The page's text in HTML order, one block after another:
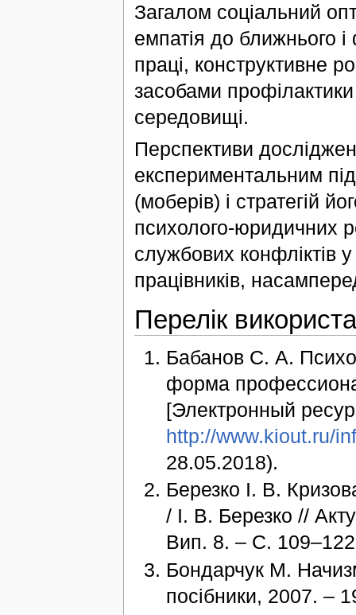
Загалом соціальний
емпатія до ближнього і
праці, конструктивне
засобами профілактики
середовищі.
Перспективи
експериментальним
(моберів) і стратегій
психолого-юридичних
службових конфліктів
працівників,
Перелік
Бабанов С. А.
форма
[Электронный
http://www.kiout.ru/
28.05.2018).
Березко І. В.
/ І. В. Березко //
Вип. 8. – С.
Бондарчук М.
посібники, 2007. –